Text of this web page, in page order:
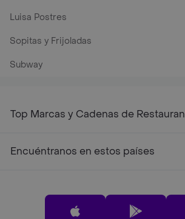
Luisa Postres
Sopitas y Frijoladas
Subway
Top Marcas y Cadenas de
Encuéntranos en estos países